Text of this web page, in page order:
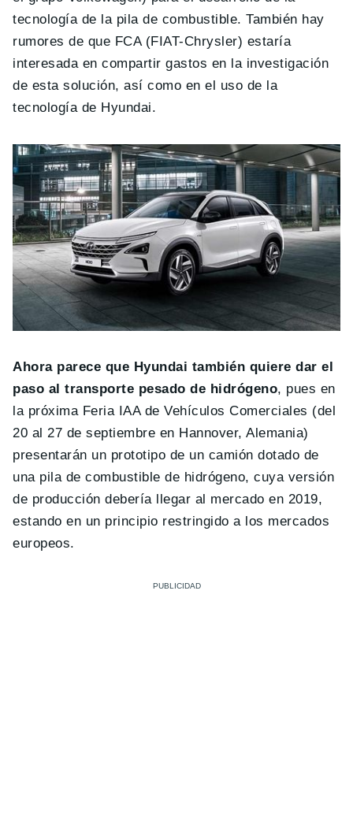
tecnología de la pila de combustible. También hay
rumores de que FCA (FIAT-Chrysler) estaría
interesada en compartir gastos en la investigación
de esta solución, así como en el uso de la
tecnología de Hyundai.
Ahora parece que Hyundai también quiere dar el
paso al transporte pesado de hidrógeno, pues en
la próxima Feria IAA de Vehículos Comerciales (del
20 al 27 de septiembre en Hannover, Alemania)
presentarán un prototipo de un camión dotado de
una pila de combustible de hidrógeno, cuya versión
de producción debería llegar al mercado en 2019,
estando en un principio restringido a los mercados
europeos.